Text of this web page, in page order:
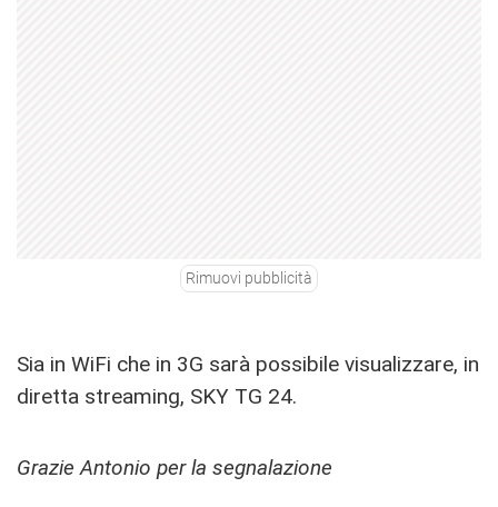
Rimuovi pubblicità
Sia in WiFi che in 3G sarà possibile visualizzare, in
diretta streaming, SKY TG 24.
Grazie Antonio per la segnalazione